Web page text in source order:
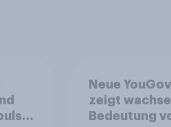
Neue
zeigt
Bedeutung